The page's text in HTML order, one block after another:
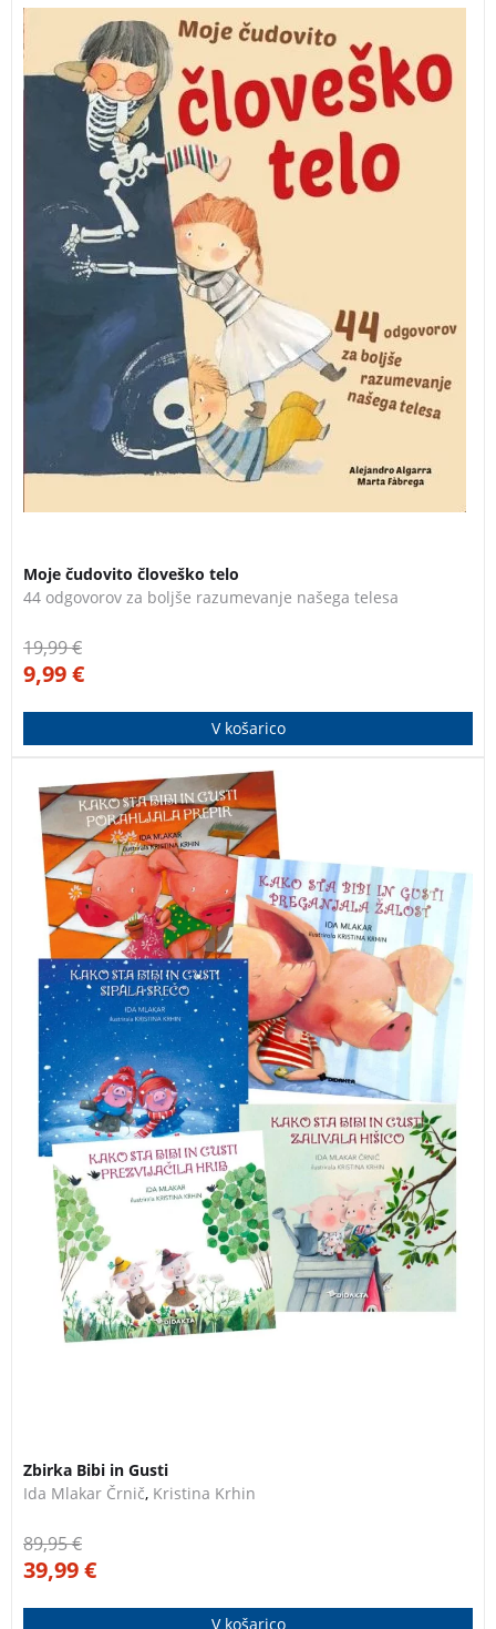
Zakaj so tvoje kosti tako trde? Zakaj kašljamo in
kihamo? Odpri knjigo in spoznaj, kakšno je tvoje telo
ter kako deluje.
Moje čudovito človeško telo
44 odgovorov za boljše razumevanje našega telesa
19,99€
9,99€
V košarico
Didaktične slikanice o prijateljstvu in konstruktivnem
reševanju težav. Navajeni smo, da imata pujsa Bibi in
Gusti vedno polno malho nasvetov za raznorazne
pujsje težave. Pridružite se jima na popotovanju skozi
letne čase, ko bosta spomladi zalivala hišico, poleti
udomačila kolo, jeseni porahljala prepir, pozimi sipala
srečo, in ko nova pomlad vzbrsti, pregnala še žalost.
ZBIRKA BIBI IN GUSTI
Zbirka Bibi in Gusti
Ida Mlakar Črnič, Kristina Krhin
89,95€
39,99€
V košarico